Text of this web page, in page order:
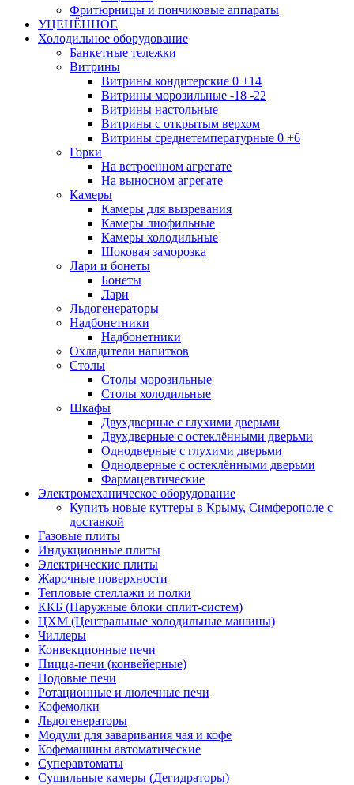
Фритюрницы и пончиковые аппараты
УЦЕНЁННОЕ
Холодильное оборудование
Банкетные тележки
Витрины
Витрины кондитерские 0 +14
Витрины морозильные -18 -22
Витрины настольные
Витрины с открытым верхом
Витрины среднетемпературные 0 +6
Горки
На встроенном агрегате
На выносном агрегате
Камеры
Камеры для вызревания
Камеры лиофильные
Камеры холодильные
Шоковая заморозка
Лари и бонеты
Бонеты
Лари
Льдогенераторы
Надбонетники
Надбонетники
Охладители напитков
Столы
Столы морозильные
Столы холодильные
Шкафы
Двухдверные с глухими дверьми
Двухдверные с остеклёнными дверьми
Однодверные с глухими дверьми
Однодверные с остеклёнными дверьми
Фармацевтические
Электромеханическое оборудование
Купить новые куттеры в Крыму, Симферополе с
доставкой
Газовые плиты
Индукционные плиты
Электрические плиты
Жарочные поверхности
Тепловые стеллажи и полки
ККБ (Наружные блоки сплит-систем)
ЦХМ (Центральные холодильные машины)
Чиллеры
Конвекционные печи
Пицца-печи (конвейерные)
Подовые печи
Ротационные и люлечные печи
Кофемолки
Льдогенераторы
Модули для заваривания чая и кофе
Кофемашины автоматические
Суперавтоматы
Сушильные камеры (Дегидраторы)